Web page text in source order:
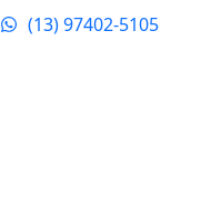
(13) 97402-5105